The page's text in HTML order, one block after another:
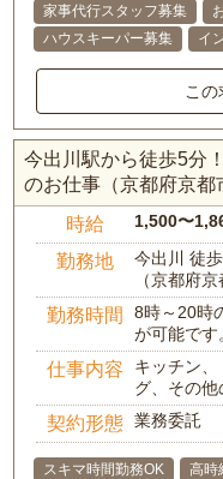
家事代行スタッフ募集
ハウスキーパー募集
イ
こ
今出川駅から徒歩5分
のお仕事（京都府京都
時給 1,500〜
勤務地
今出川 徒
（京都府
勤務時間
8時～20時
が可能です
仕事内容
キッチン
グ、その他
契約形態 業務委託
スキマ時間勤務OK 高時